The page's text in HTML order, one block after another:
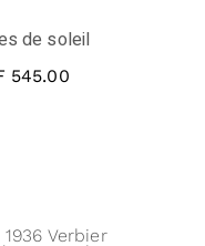
de soleil
545.00
Verbier